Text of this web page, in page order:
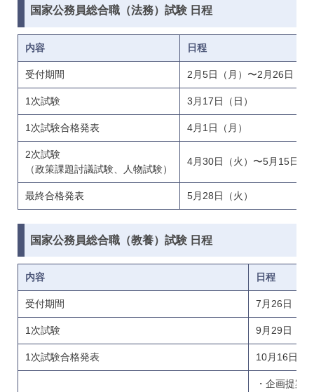
国家公務員総合職（法務）試験 日程
内容 日程
受付期間 2月5日（月）〜2月26日（
1次試験 3月17日（日）
1次試験合格発表 4月1日（月）
2次試験
（政策課題討議試験、人物試験）
4月30日（火）〜5月15日（
最終合格発表 5月28日（火）
国家公務員総合職（教養）試験 日程
内容 日程
受付期間 7月26日（
1次試験 9月29日（日
1次試験合格発表 10月16日（
・企画提案